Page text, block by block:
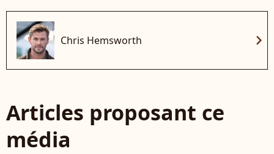
Chris Hemsworth chevron_right
Articles proposant ce
média